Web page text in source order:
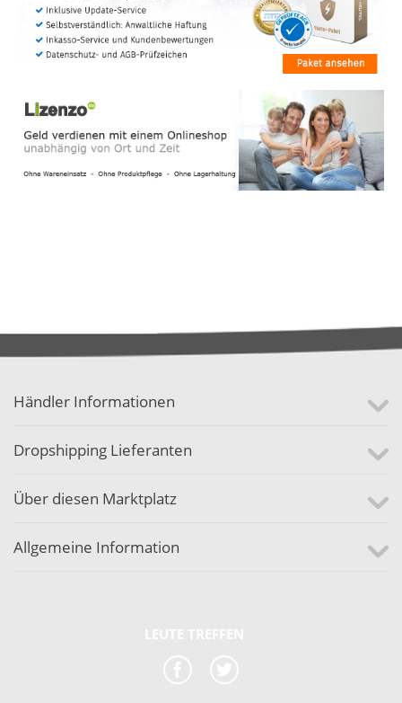
Händler Informationen
Dropshipping Lieferanten
Über diesen Marktplatz
Allgemeine Information